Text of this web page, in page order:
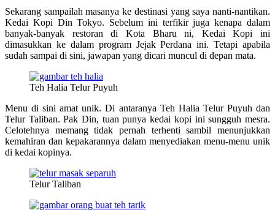
Sekarang sampailah masanya ke destinasi yang saya nanti-nantikan.
Kedai Kopi Din Tokyo. Sebelum ini terfikir juga kenapa dalam
banyak-banyak restoran di Kota Bharu ni, Kedai Kopi ini
dimasukkan ke dalam program Jejak Perdana ini. Tetapi apabila
sudah sampai di sini, jawapan yang dicari muncul di depan mata.
Teh Halia Telur Puyuh
Menu di sini amat unik. Di antaranya Teh Halia Telur Puyuh dan
Telur Taliban. Pak Din, tuan punya kedai kopi ini sungguh mesra.
Celotehnya memang tidak pernah terhenti sambil menunjukkan
kemahiran dan kepakarannya dalam menyediakan menu-menu unik
di kedai kopinya.
Telur Taliban